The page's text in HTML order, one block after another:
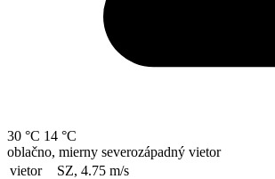
30 °C 14 °C
oblačno, mierny severozápadný vietor
vietor
SZ, 4.75 m/s